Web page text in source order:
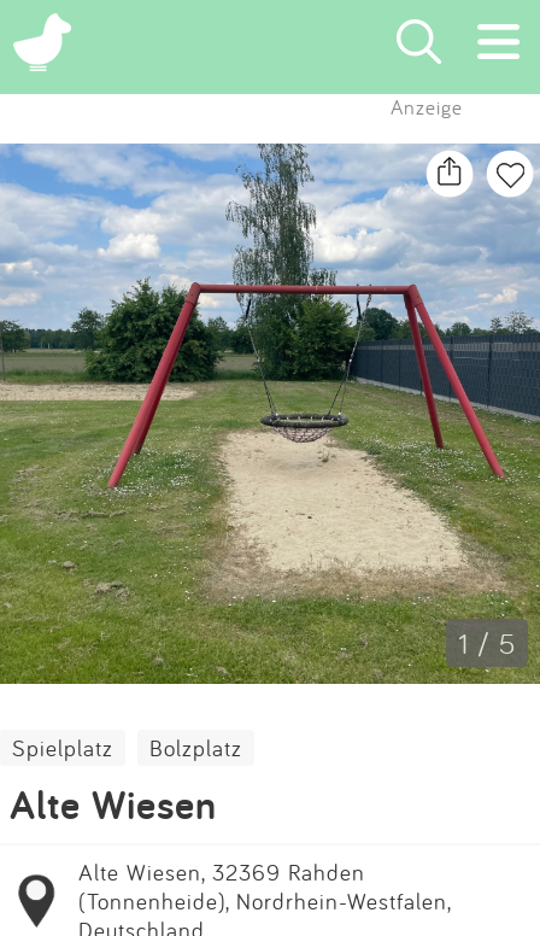
×
Suchen
Eintragen
App
Blog
Partner
Kontakt
Impressum
Anmelden
Anzeige
1 / 5
Spielplatz Bolzplatz
Alte Wiesen
Alte Wiesen, 32369 Rahden
(Tonnenheide), Nordrhein-Westfalen,
Deutschland